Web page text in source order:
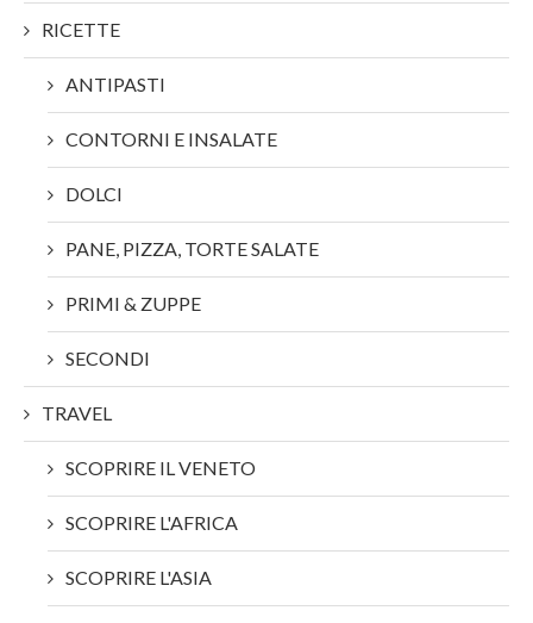
RICETTE
ANTIPASTI
CONTORNI E INSALATE
DOLCI
PANE, PIZZA, TORTE SALATE
PRIMI & ZUPPE
SECONDI
TRAVEL
SCOPRIRE IL VENETO
SCOPRIRE L'AFRICA
SCOPRIRE L'ASIA